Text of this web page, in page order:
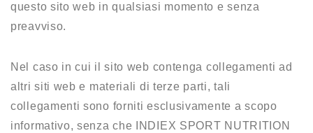
questo sito web in qualsiasi momento e senza
preavviso.
Nel caso in cui il sito web contenga collegamenti ad
altri siti web e materiali di terze parti, tali
collegamenti sono forniti esclusivamente a scopo
informativo, senza che INDIEX SPORT NUTRITION